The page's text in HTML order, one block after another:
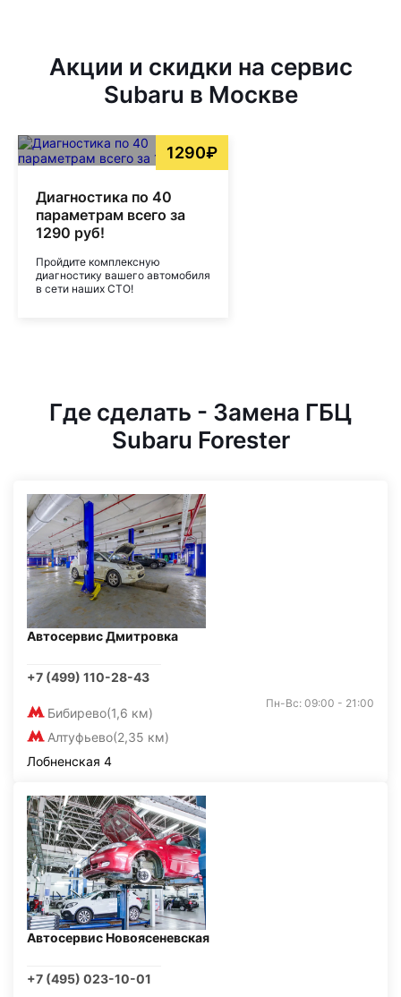
Акции и скидки на сервис
Subaru в Москве
1290₽
Диагностика по 40
параметрам всего за
1290 руб!
Пройдите комплексную
диагностику вашего автомобиля
в сети наших СТО!
Где сделать - Замена ГБЦ
Subaru Forester
Автосервис Дмитровка
+7 (499) 110-28-43
Бибирево(1,6 км)
Алтуфьево(2,35 км)
Пн-Вс: 09:00 - 21:00
Лобненская 4
Автосервис Новоясеневская
+7 (495) 023-10-01